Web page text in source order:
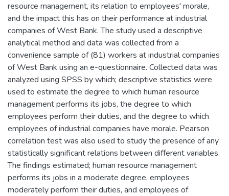
resource management, its relation to employees' morale,
and the impact this has on their performance at industrial
companies of West Bank. The study used a descriptive
analytical method and data was collected from a
convenience sample of (81) workers at industrial companies
of West Bank using an e-questionnaire. Collected data was
analyzed using SPSS by which; descriptive statistics were
used to estimate the degree to which human resource
management performs its jobs, the degree to which
employees perform their duties, and the degree to which
employees of industrial companies have morale. Pearson
correlation test was also used to study the presence of any
statistically significant relations between different variables.
The findings estimated; human resource management
performs its jobs in a moderate degree, employees
moderately perform their duties, and employees of